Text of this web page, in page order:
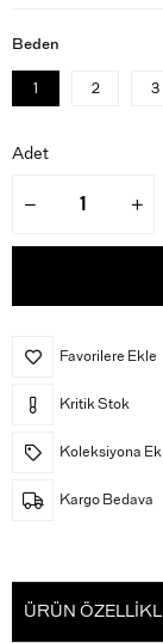
Beden
1 2 3
Adet
Favorilere Ekle
Kritik Stok
Koleksiyona
Kargo Bedava
ÜRÜN